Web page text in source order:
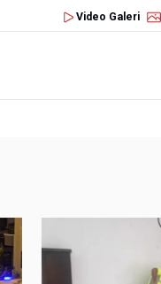
Video Galeri